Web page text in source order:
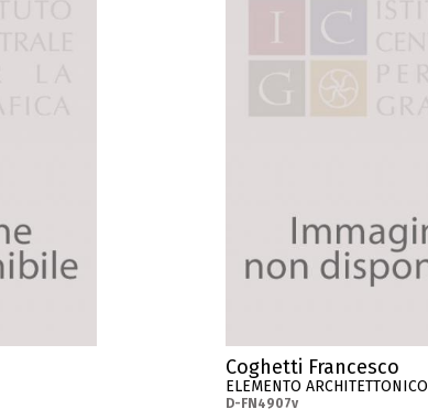
Coghetti Francesco
ELEMENTO ARCHITETTONICO
D-FN4907v